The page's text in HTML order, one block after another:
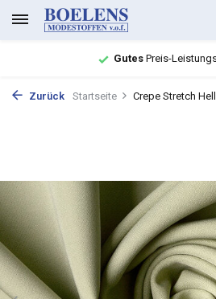
GutesPreis-
Zurück Startseite Crepe Stretch